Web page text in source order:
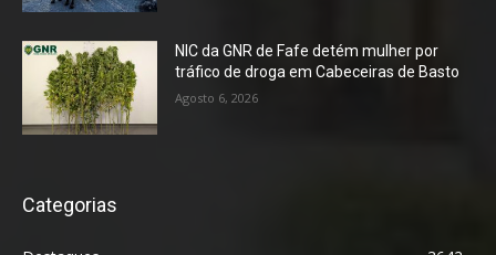
NIC da GNR de Fafe detém mulher por
tráfico de droga em Cabeceiras de Basto
Agosto 6, 2026
Categorias